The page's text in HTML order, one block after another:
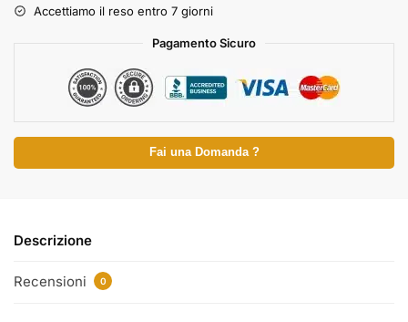
Accettiamo il reso entro 7 giorni
Pagamento Sicuro
Fai una Domanda ?
Descrizione
Recensioni 0